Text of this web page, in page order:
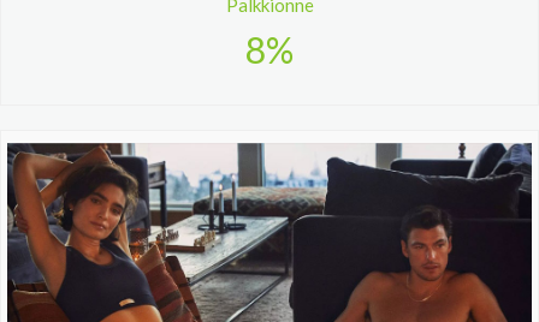
Palkkionne
8%